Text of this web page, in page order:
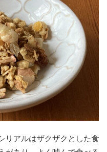
リアルはザクザクとした食